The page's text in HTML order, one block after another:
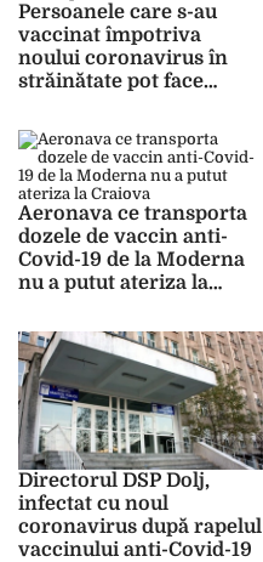
Persoanele care s-au
vaccinat împotriva
noului coronavirus în
străinătate pot face
Aeronava ce transporta
dozele de vaccin anti-
Covid-19 de la Moderna
nu a putut ateriza la
Directorul DSP Dolj,
infectat cu noul
coronavirus după rapelul
vaccinului anti-Covid-19